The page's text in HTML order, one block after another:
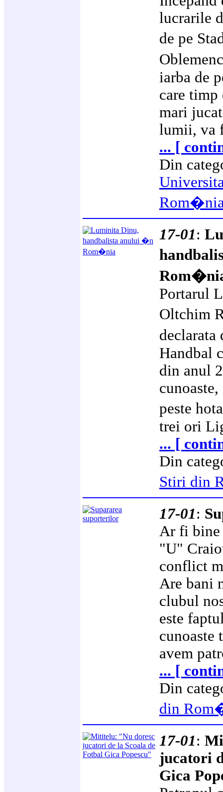
lucrarile
de pe
iarba de
care timp
mari
lumii, va
... [
Din
17-01:
Portarul
Oltchim
declarata
Handbal
din anul
peste
trei ori
... [
Din
Stiri din
17-01:
Ar fi bine
"U"
conflict
Are bani
clubul
este
cunoaste
avem
... [
Din
din
17-01:
jucatori
Gica